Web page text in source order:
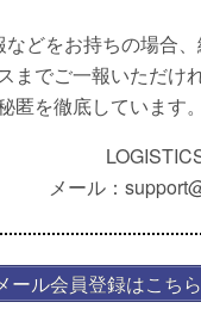
どをお持ちの場合
までご一報いただけ
匿を徹底しています。
メール：
ール会員登録はこちら